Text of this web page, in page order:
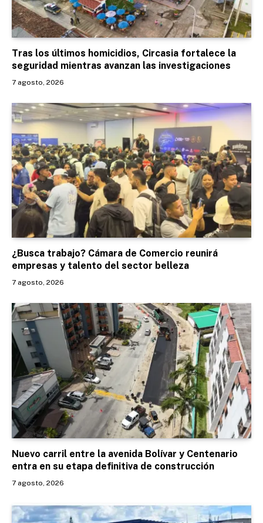
Tras los últimos homicidios, Circasia fortalece la
seguridad mientras avanzan las investigaciones
7 agosto, 2026
¿Busca trabajo? Cámara de Comercio reunirá
empresas y talento del sector belleza
7 agosto, 2026
Nuevo carril entre la avenida Bolívar y Centenario
entra en su etapa definitiva de construcción
7 agosto, 2026